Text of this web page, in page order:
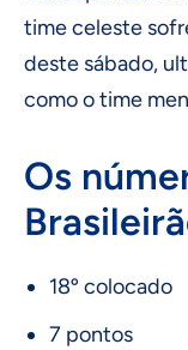
time celeste
deste sábado,
como o time
Os
18º colocado
7 pontos